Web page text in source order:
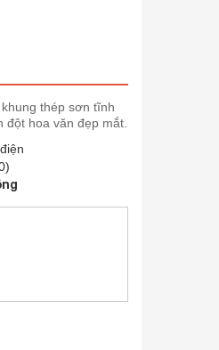
thép sơn tĩnh
hoa văn đẹp mắt.